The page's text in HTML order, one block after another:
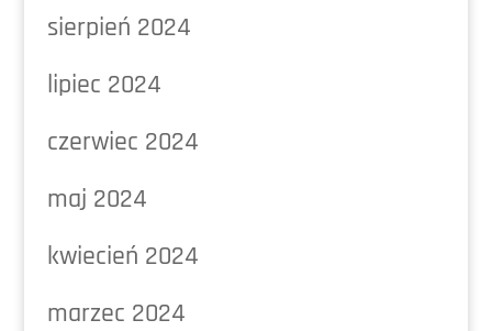
sierpień 2024
lipiec 2024
czerwiec 2024
maj 2024
kwiecień 2024
marzec 2024